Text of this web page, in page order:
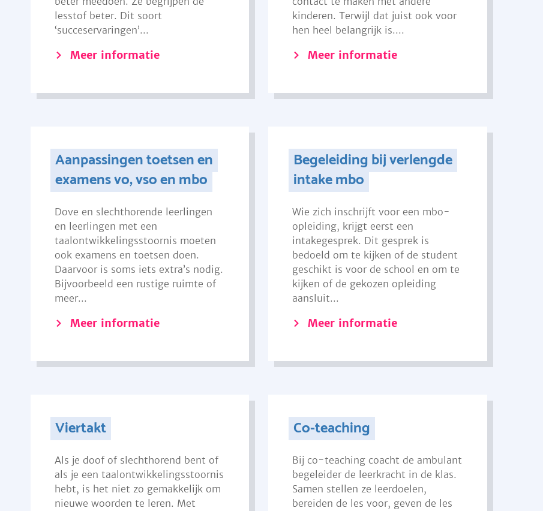
lesstof beter. Dit soort
‘succeservaringen’...
Meer informatie
kinderen. Terwijl dat juist ook voor
hen heel belangrijk is....
Meer informatie
Aanpassingen toetsen en
examens vo, vso en mbo
Dove en slechthorende leerlingen
en leerlingen met een
taalontwikkelingsstoornis moeten
ook examens en toetsen doen.
Daarvoor is soms iets extra’s nodig.
Bijvoorbeeld een rustige ruimte of
meer...
Meer informatie
Begeleiding bij verlengde
intake mbo
Wie zich inschrijft voor een mbo-
opleiding, krijgt eerst een
intakegesprek. Dit gesprek is
bedoeld om te kijken of de student
geschikt is voor de school en om te
kijken of de gekozen opleiding
aansluit...
Meer informatie
Viertakt
Als je doof of slechthorend bent of
als je een taalontwikkelingsstoornis
hebt, is het niet zo gemakkelijk om
nieuwe woorden te leren. Met
Co-teaching
Bij co-teaching coacht de ambulant
begeleider de leerkracht in de klas.
Samen stellen ze leerdoelen,
bereiden de les voor, geven de les